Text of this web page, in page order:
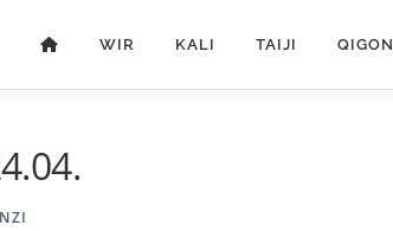
WIR KALI TAIJI